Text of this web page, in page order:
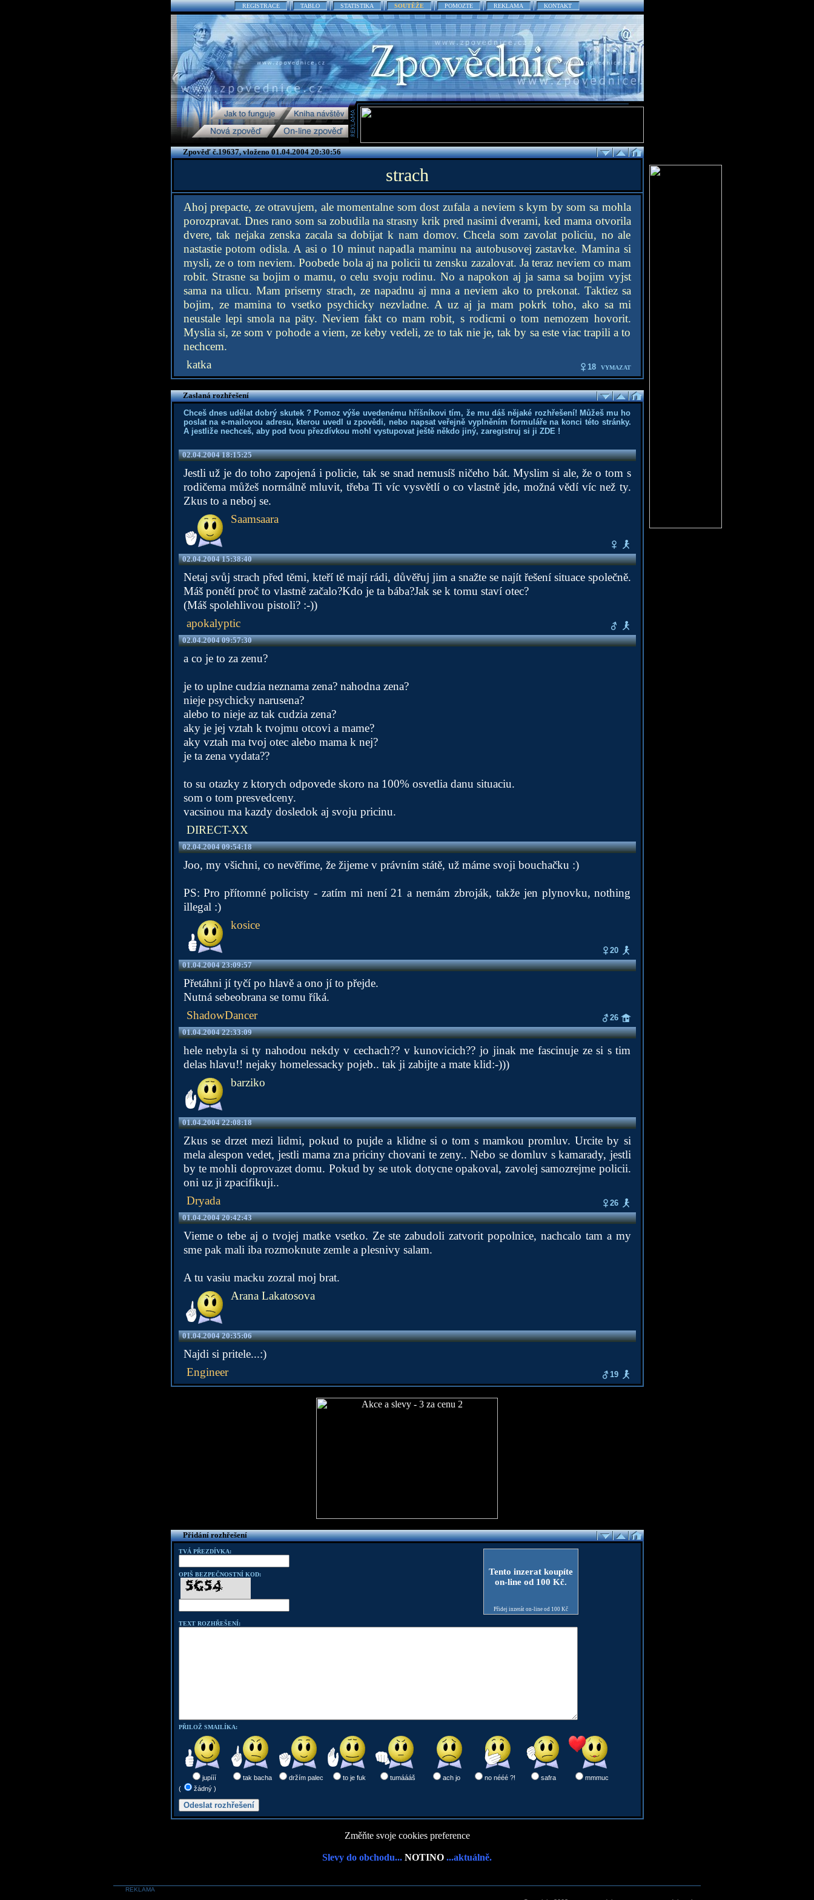
REGISTRACE TABLO STATISTIKA SOUTĚŽE POMOZTE REKLAMA KONTAKT
Zpověď č.19637, vloženo 01.04.2004 20:30:56
strach
Ahoj prepacte, ze otravujem, ale momentalne som dost zufala a neviem s kym by som sa mohla
porozpravat. Dnes rano som sa zobudila na strasny krik pred nasimi dverami, ked mama otvorila
dvere, tak nejaka zenska zacala sa dobijat k nam domov. Chcela som zavolat policiu, no ale
nastastie potom odisla. A asi o 10 minut napadla maminu na autobusovej zastavke. Mamina si
mysli, ze o tom neviem. Poobede bola aj na policii tu zensku zazalovat. Ja teraz neviem co mam
robit. Strasne sa bojim o mamu, o celu svoju rodinu. No a napokon aj ja sama sa bojim vyjst
sama na ulicu. Mam priserny strach, ze napadnu aj mna a neviem ako to prekonat. Taktiez sa
bojim, ze mamina to vsetko psychicky nezvladne. A uz aj ja mam pokrk toho, ako sa mi
neustale lepi smola na päty. Neviem fakt co mam robit, s rodicmi o tom nemozem hovorit.
Myslia si, ze som v pohode a viem, ze keby vedeli, ze to tak nie je, tak by sa este viac trapili a to
nechcem.
katka
18 VYMAZAT
Zaslaná rozhřešení
Chceš dnes udělat dobrý skutek ? Pomoz výše uvedenému hříšníkovi tím, že mu dáš nějaké rozhřešení! Můžeš mu ho
poslat na e-mailovou adresu, kterou uvedl u zpovědi, nebo napsat veřejně vyplněním formuláře na konci této stránky.
A jestliže nechceš, aby pod tvou přezdívkou mohl vystupovat ještě někdo jiný, zaregistruj si ji ZDE!
02.04.2004 18:15:25
Jestli už je do toho zapojená i policie, tak se snad nemusíš ničeho bát. Myslim si ale, že o tom s
rodičema můžeš normálně mluvit, třeba Ti víc vysvětlí o co vlastně jde, možná vědí víc než ty.
Zkus to a neboj se.
Saamsaara
02.04.2004 15:38:40
Netaj svůj strach před těmi, kteří tě mají rádi, důvěřuj jim a snažte se najít řešení situace společně.
Máš ponětí proč to vlastně začalo?Kdo je ta bába?Jak se k tomu staví otec?
(Máš spolehlivou pistoli? :-))
apokalyptic
02.04.2004 09:57:30
a co je to za zenu?
je to uplne cudzia neznama zena? nahodna zena?
nieje psychicky narusena?
alebo to nieje az tak cudzia zena?
aky je jej vztah k tvojmu otcovi a mame?
aky vztah ma tvoj otec alebo mama k nej?
je ta zena vydata??
to su otazky z ktorych odpovede skoro na 100% osvetlia danu situaciu.
som o tom presvedceny.
vacsinou ma kazdy dosledok aj svoju pricinu.
DIRECT-XX
02.04.2004 09:54:18
Joo, my všichni, co nevěříme, že žijeme v právním státě, už máme svoji bouchačku :)
PS: Pro přítomné policisty - zatím mi není 21 a nemám zbroják, takže jen plynovku, nothing
illegal :)
kosice
20
01.04.2004 23:09:57
Přetáhni jí tyčí po hlavě a ono jí to přejde.
Nutná sebeobrana se tomu říká.
ShadowDancer
26
01.04.2004 22:33:09
hele nebyla si ty nahodou nekdy v cechach?? v kunovicich?? jo jinak me fascinuje ze si s tim
delas hlavu!! nejaky homelessacky pojeb.. tak ji zabijte a mate klid:-)))
barziko
01.04.2004 22:08:18
Zkus se drzet mezi lidmi, pokud to pujde a klidne si o tom s mamkou promluv. Urcite by si
mela alespon vedet, jestli mama zna priciny chovani te zeny.. Nebo se domluv s kamarady, jestli
by te mohli doprovazet domu. Pokud by se utok dotycne opakoval, zavolej samozrejme policii.
oni uz ji zpacifikuji..
Dryada
26
01.04.2004 20:42:43
Vieme o tebe aj o tvojej matke vsetko. Ze ste zabudoli zatvorit popolnice, nachcalo tam a my
sme pak mali iba rozmoknute zemle a plesnivy salam.
A tu vasiu macku zozral moj brat.
Arana Lakatosova
01.04.2004 20:35:06
Najdi si pritele...:)
Engineer
19
Přidání rozhřešení
TVÁ PŘEZDÍVKA:
OPIŠ BEZPEČNOSTNÍ KOD:
Tento inzerat koupíte
on-line od 100 Kč.
Přidej inzerát on-line od 100 Kč
TEXT ROZHŘEŠENÍ:
PŘILOŽ SMAILÍKA:
jupííí tak bacha držím palec to je fuk tumáááš ach jo no nééé ?! safra
mmmuc
(
žádný )
Změňte svoje cookies preference
Slevy do obchodu... NOTINO ...aktuálně.
REKLAMA